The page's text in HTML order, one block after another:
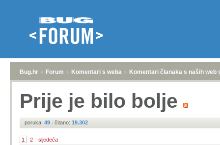
Bug.hr » Forum » Komentari s weba » Komentari članaka s naših web
Prije je bilo bolje
poruka: 49 | čitano: 19.302
1 2 sljedeća